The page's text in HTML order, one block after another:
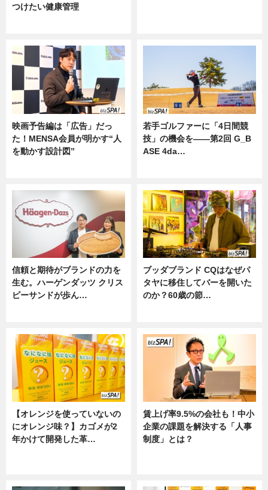
つけたい健康管理
映画予告編は「広告」だっ
た！MENSA会員が明かす“人
を動かす設計図”
若手ゴルファーに「4日間競
技」の機会を——第2回 G_B
ASE 4da…
信頼と期待がブランドの力を
生む。ハーゲンダッツ クリス
ピーサンドが歩ん…
ブッダブランド CQはなぜパ
タヤに移住してバーを開いた
のか？60歳の節…
【オレンジを使っていないの
にオレンジ味？】カゴメが2
年かけて開発した革…
賃上げ率9.5%の会社も！中小
企業の課題を解決する「人事
制度」とは？